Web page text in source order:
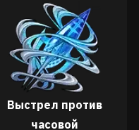
Выстрел против
часовой